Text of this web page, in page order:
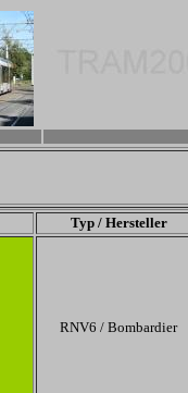
Typ / Hersteller
RNV6 / Bombardier